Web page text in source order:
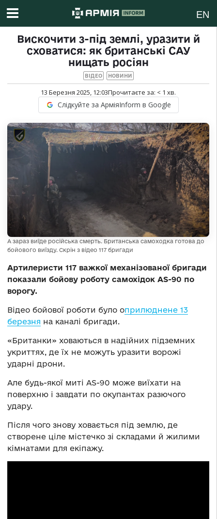
EN
Вискочити з-під землі, уразити й
сховатися: як британські САУ
нищать росіян
ВІДЕО НОВИНИ
13 Березня 2025, 12:03Прочитаєте за: < 1 хв.
Слідкуйте за АрміяInform в Google
А зараз виїде російська смерть. Британська самоходка готова до
бойового виїзду. Скрін з відео 117 бригади
Артилеристи 117 важкої механізованої бригади
показали бойову роботу самохідок AS-90 по
ворогу.
Відео бойової роботи було оприлюднене 13
березня на каналі бригади.
«Британки» ховаються в надійних підземних
укриттях, де їх не можуть уразити ворожі
ударні дрони.
Але будь-якої миті AS-90 може виїхати на
поверхню і завдати по окупантах разючого
удару.
Після чого знову ховається під землю, де
створене ціле містечко зі складами й жилими
кімнатами для екіпажу.